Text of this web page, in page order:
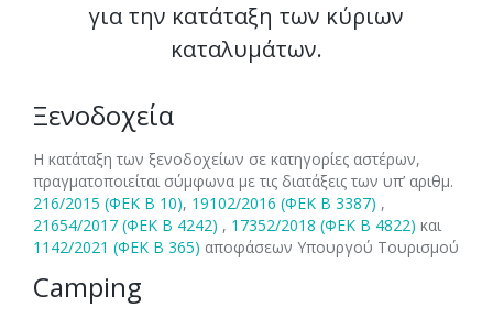
για την κατάταξη των κύριων
καταλυμάτων.
Ξενοδοχεία
Η κατάταξη των ξενοδοχείων σε κατηγορίες αστέρων,
πραγματοποιείται σύμφωνα με τις διατάξεις των υπ’ αριθμ.
216/2015 (ΦΕΚ Β 10), 19102/2016 (ΦΕΚ Β 3387) ,
21654/2017 (ΦΕΚ Β 4242) , 17352/2018 (ΦΕΚ Β 4822) και
1142/2021 (ΦΕΚ Β 365) αποφάσεων Υπουργού Τουρισμού
Camping